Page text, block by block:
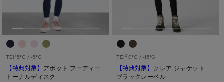
TEI1 5°C / -5°C
【特典対象】 アボット フーディー
トーナルディスク
TEI2 0°C / -15°C
【特典対象】 クレア ジャケット
ブラックレーベル